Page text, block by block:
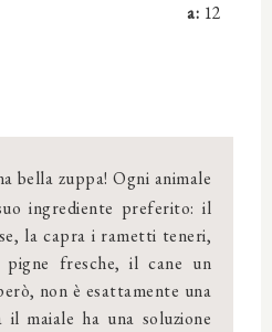
a: 12
bella zuppa! Ogni animale
ingrediente preferito: il
la capra i rametti teneri,
pigne fresche, il cane un
non è esattamente una
il maiale ha una soluzione